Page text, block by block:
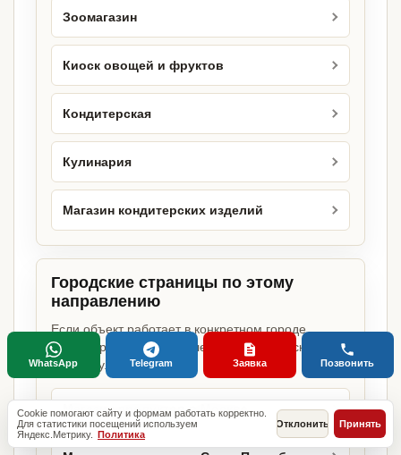
Зоомагазин
Киоск овощей и фруктов
Кондитерская
Кулинария
Магазин кондитерских изделий
Городские страницы по этому
направлению
Если объект работает в конкретном городе,
можно сразу открыть релевантную городскую
страницу.
Магазин продуктов в Москве
Cookie помогают сайту и формам работать корректно.
Для статистики посещений используем
Яндекс.Метрику. Политика
Отклонить Принять
WhatsApp Telegram Заявка Позвонить